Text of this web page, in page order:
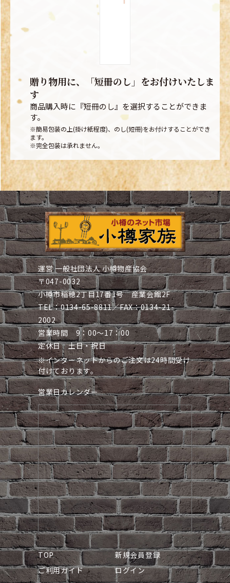
贈り物用に、「短冊のし」をお付けいたしま
す
商品購入時に『短冊のし』を選択することができま
す。
※簡易包装の上(掛け紙程度)、のし(短冊)をお付けすることができ
ます。
※完全包装は承れません。
運営 一般社団法人 小樽物産協会
〒047-0032
小樽市稲穂2丁目17番1号 産業会館2F
TEL：0134-65-8811／FAX：0134-21-
2002
営業時間 9：00～17：00
定休日 土日・祝日
※インターネットからのご注文は24時間受け
付けております。
営業日カレンダー
TOP
新規会員登録
ご利用ガイド
ログイン